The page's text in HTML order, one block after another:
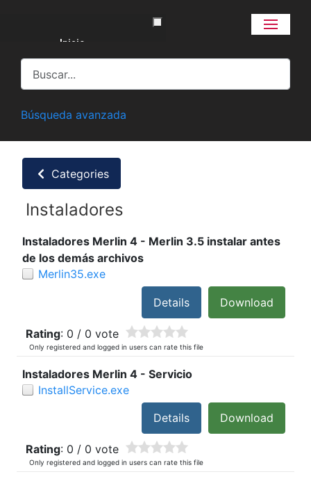
Inicio
Preguntas y respuestas
Búsqueda avanzada
Categories
Instaladores
Instaladores Merlin 4 - Merlin 3.5 instalar antes
de los demás archivos
Merlin35.exe
Download
Details
Rating: 0 / 0 vote
Only registered and logged in users can rate this file
Instaladores Merlin 4 - Servicio
InstallService.exe
Download
Details
Rating: 0 / 0 vote
Only registered and logged in users can rate this file